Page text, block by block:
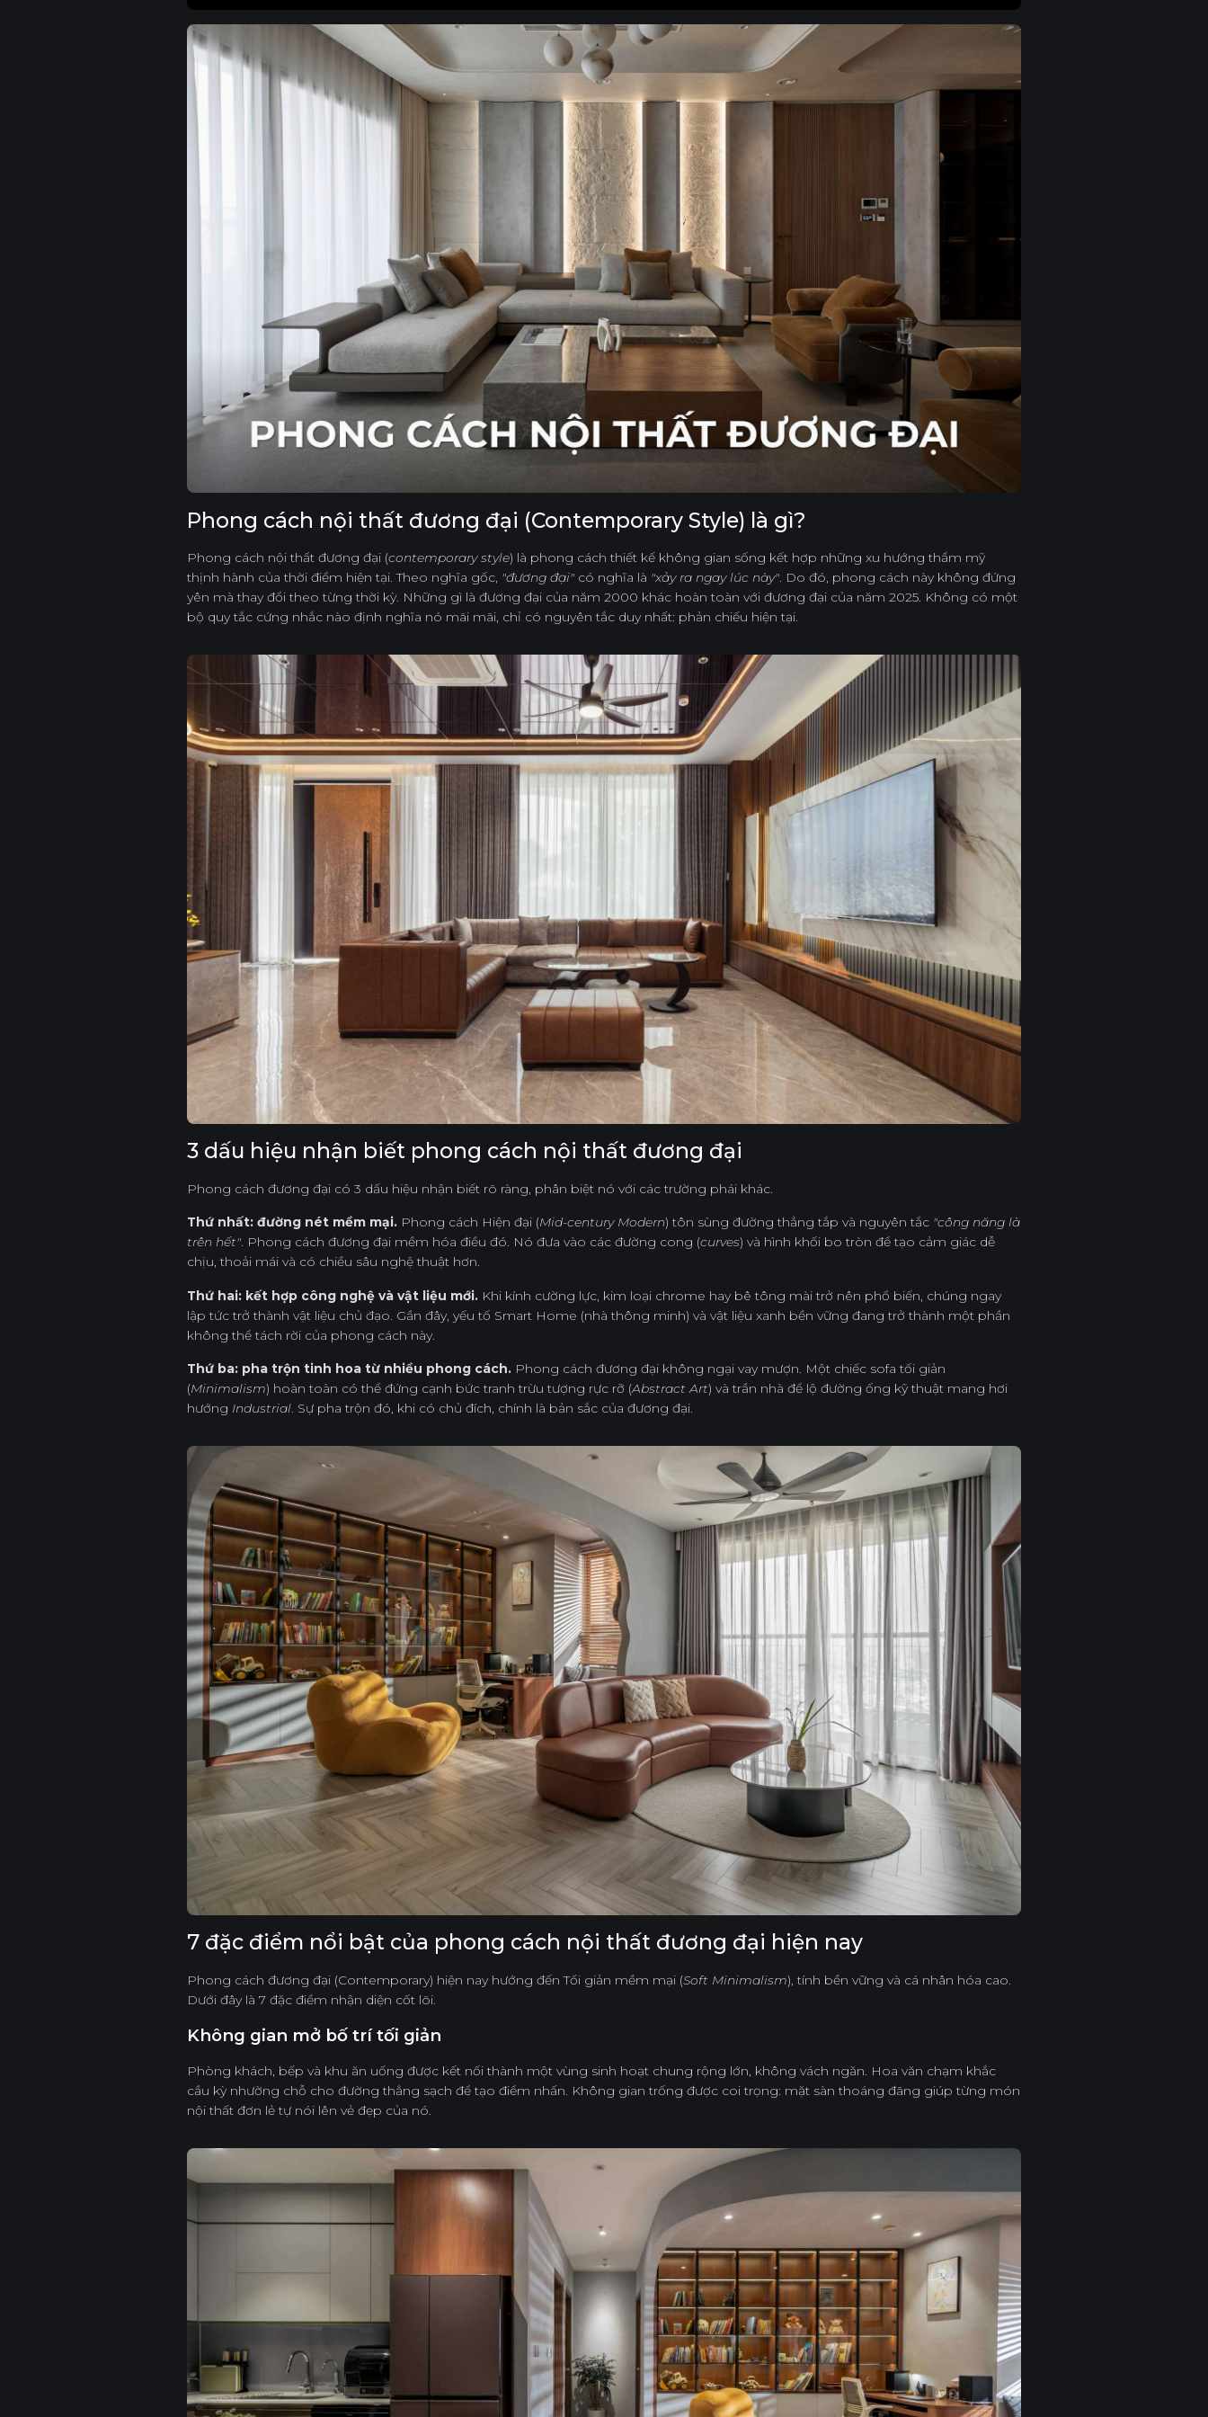
Thiết kế ánh sáng đa lớp
Nội thất đa năng tích hợp công nghệ
Mẫu phòng ngủ đương đại đẹp
Mẫu nhà hàng phong cách đương đại sang trọng
Phong cách nội thất đương đại (Contemporary Style) là gì?
Phong cách nội thất đương đại (contemporary style) là phong cách thiết kế không gian sống kết hợp những xu hướng thẩm mỹ
thịnh hành của thời điểm hiện tại. Theo nghĩa gốc, "đương đại" có nghĩa là "xảy ra ngay lúc này". Do đó, phong cách này không đứng
yên mà thay đổi theo từng thời kỳ. Những gì là đương đại của năm 2000 khác hoàn toàn với đương đại của năm 2025. Không có một
bộ quy tắc cứng nhắc nào định nghĩa nó mãi mãi, chỉ có nguyên tắc duy nhất: phản chiếu hiện tại.
3 dấu hiệu nhận biết phong cách nội thất đương đại
Phong cách đương đại có 3 dấu hiệu nhận biết rõ ràng, phân biệt nó với các trường phái khác.
Thứ nhất: đường nét mềm mại. Phong cách Hiện đại (Mid-century Modern) tôn sùng đường thẳng tắp và nguyên tắc "công năng là
trên hết" . Phong cách đương đại mềm hóa điều đó. Nó đưa vào các đường cong (curves) và hình khối bo tròn để tạo cảm giác dễ
chịu, thoải mái và có chiều sâu nghệ thuật hơn.
Thứ hai: kết hợp công nghệ và vật liệu mới. Khi kính cường lực, kim loại chrome hay bê tông mài trở nên phổ biến, chúng ngay
lập tức trở thành vật liệu chủ đạo. Gần đây, yếu tố Smart Home (nhà thông minh) và vật liệu xanh bền vững đang trở thành một phần
không thể tách rời của phong cách này.
Thứ ba: pha trộn tinh hoa từ nhiều phong cách. Phong cách đương đại không ngại vay mượn. Một chiếc sofa tối giản
(Minimalism) hoàn toàn có thể đứng cạnh bức tranh trừu tượng rực rỡ (Abstract Art) và trần nhà để lộ đường ống kỹ thuật mang hơi
hướng Industrial . Sự pha trộn đó, khi có chủ đích, chính là bản sắc của đương đại.
7 đặc điểm nổi bật của phong cách nội thất đương đại hiện nay
Phong cách đương đại (Contemporary) hiện nay hướng đến Tối giản mềm mại (Soft Minimalism), tính bền vững và cá nhân hóa cao.
Dưới đây là 7 đặc điểm nhận diện cốt lõi.
Không gian mở bố trí tối giản
Phòng khách, bếp và khu ăn uống được kết nối thành một vùng sinh hoạt chung rộng lớn, không vách ngăn. Hoa văn chạm khắc
cầu kỳ nhường chỗ cho đường thẳng sạch để tạo điểm nhấn. Không gian trống được coi trọng: mặt sàn thoáng đãng giúp từng món
nội thất đơn lẻ tự nói lên vẻ đẹp của nó.